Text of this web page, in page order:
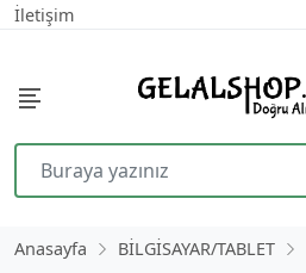
İletişim
Anasayfa BİLGİSAYAR/TABLET